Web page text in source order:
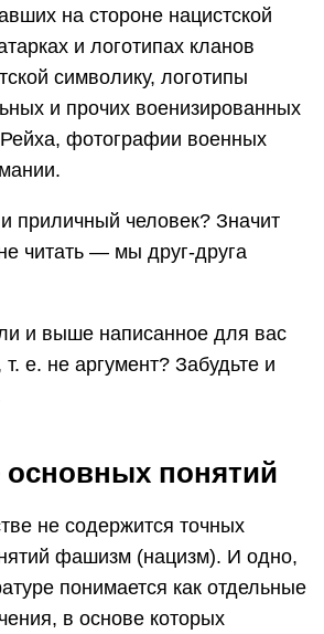
на стороне нацистской
и логотипах кланов
символику, логотипы
и прочих военизированных
Рейха, фотографии военных
приличный человек? Значит
читать — мы друг-друга
и выше написанное для вас
е. не аргумент? Забудьте и
основных понятий
не содержится точных
фашизм (нацизм). И одно,
понимается как отдельные
в основе которых